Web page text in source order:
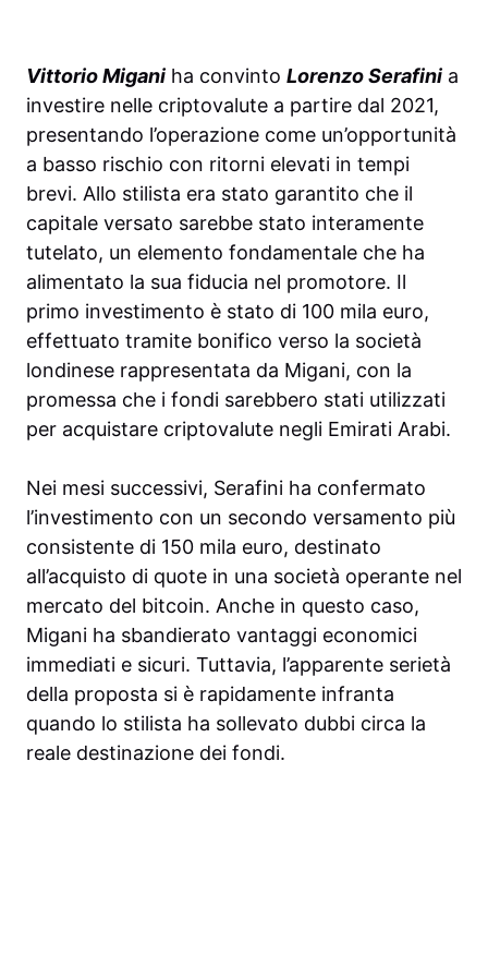
Vittorio Migani ha convinto Lorenzo Serafini a
investire nelle criptovalute a partire dal 2021,
presentando l’operazione come un’opportunità
a basso rischio con ritorni elevati in tempi
brevi. Allo stilista era stato garantito che il
capitale versato sarebbe stato interamente
tutelato, un elemento fondamentale che ha
alimentato la sua fiducia nel promotore. Il
primo investimento è stato di 100 mila euro,
effettuato tramite bonifico verso la società
londinese rappresentata da Migani, con la
promessa che i fondi sarebbero stati utilizzati
per acquistare criptovalute negli Emirati Arabi.
Nei mesi successivi, Serafini ha confermato
l’investimento con un secondo versamento più
consistente di 150 mila euro, destinato
all’acquisto di quote in una società operante nel
mercato del bitcoin. Anche in questo caso,
Migani ha sbandierato vantaggi economici
immediati e sicuri. Tuttavia, l’apparente serietà
della proposta si è rapidamente infranta
quando lo stilista ha sollevato dubbi circa la
reale destinazione dei fondi.